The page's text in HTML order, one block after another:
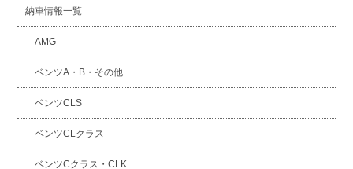
納車情報一覧
AMG
ベンツA・B・その他
ベンツCLS
ベンツCLクラス
ベンツCクラス・CLK